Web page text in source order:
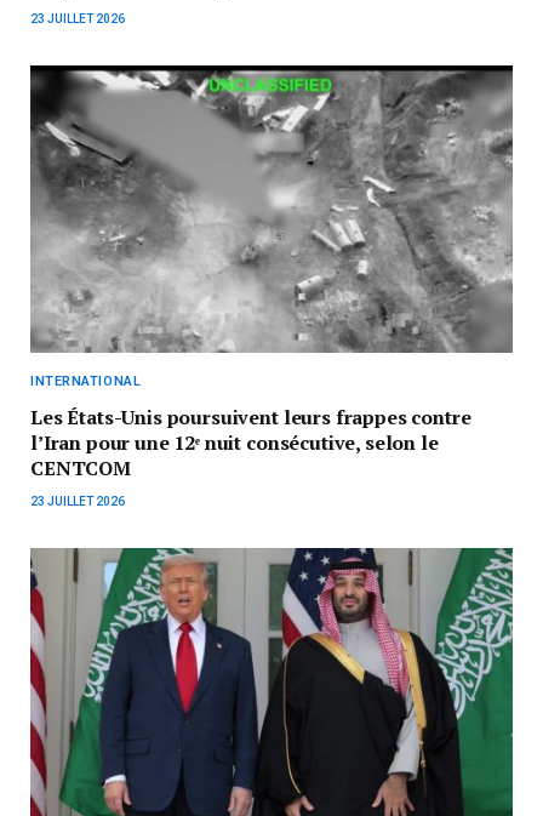
23 JUILLET 2026
INTERNATIONAL
Les États-Unis poursuivent leurs frappes contre
l’Iran pour une 12ᵉ nuit consécutive, selon le
CENTCOM
23 JUILLET 2026